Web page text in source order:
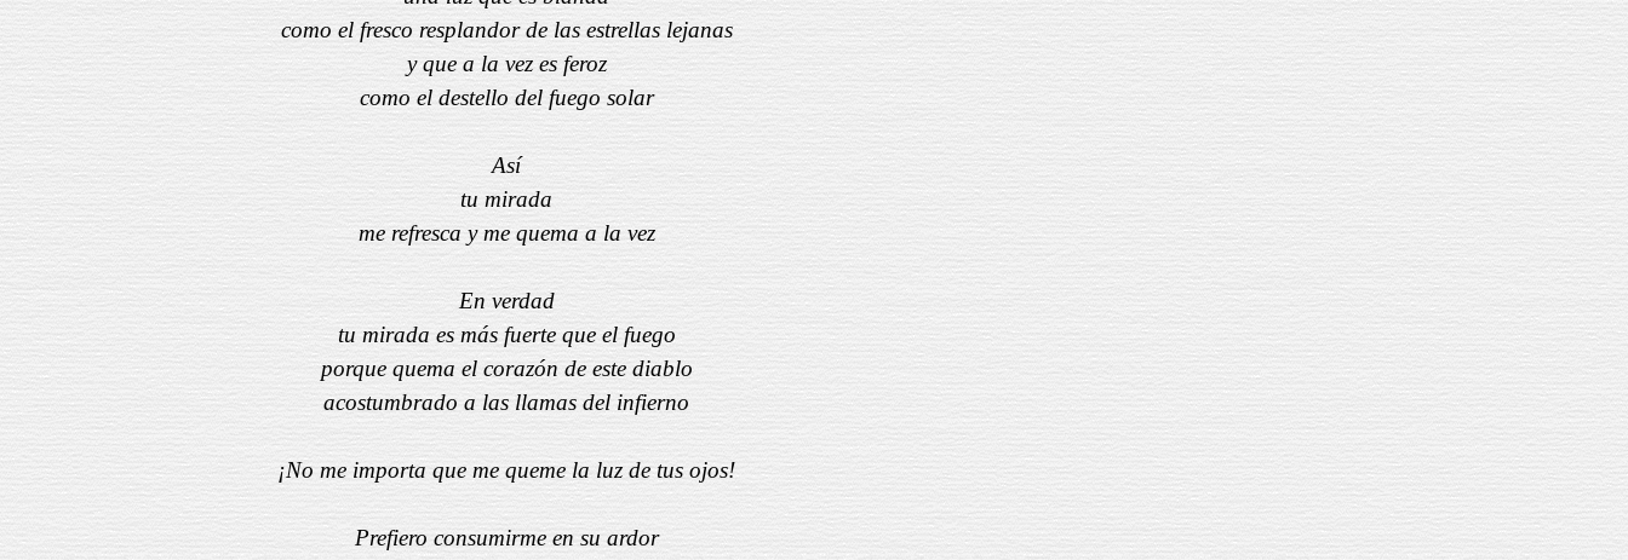
como el fresco resplandor de las estrellas lejanas
y que a la vez es feroz
como el destello del fuego solar
Así
tu mirada
me refresca y me quema a la vez
En verdad
tu mirada es más fuerte que el fuego
porque quema el corazón de este diablo
acostumbrado a las llamas del infierno
¡No me importa que me queme la luz de tus ojos!
Prefiero consumirme en su ardor